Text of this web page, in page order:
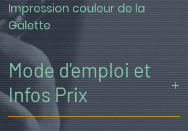
Impression couleur de la
Galette
Mode d'emploi et
Infos Prix
((1)) Ajustez la quantité et TOUTES